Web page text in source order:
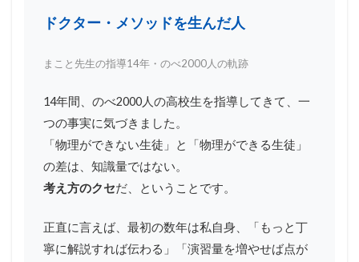
ドクター・メソッドを生んだ人
まこと先生の指導14年・のべ2000人の軌跡
14年間、のべ2000人の高校生を指導してきて、一
つの事実に気づきました。
「物理ができない生徒」と「物理ができる生徒」
の差は、知識量ではない。
考え方のクセだ、ということです。
正直に言えば、最初の数年は私自身、「もっと丁
寧に解説すれば伝わる」「演習量を増やせば点が